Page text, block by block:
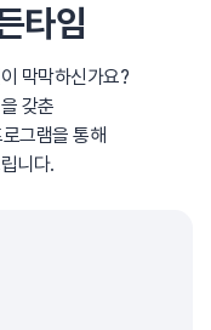
타임
막막하신가요?
갖춘
그램을 통해
니다.